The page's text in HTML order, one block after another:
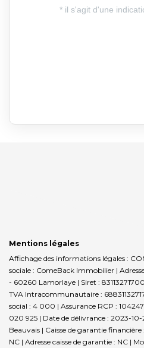
Mentions légales
Affichage des informations légales :
sociale : ComeBack Immobilier |
- 60260 Lamorlaye | Siret :
TVA Intracommunautaire :
social : 4 000 | Assurance RCP :
020 925 | Date de délivrance : 2023-
Beauvais | Caisse de garantie financière
NC | Adresse caisse de garantie : NC |